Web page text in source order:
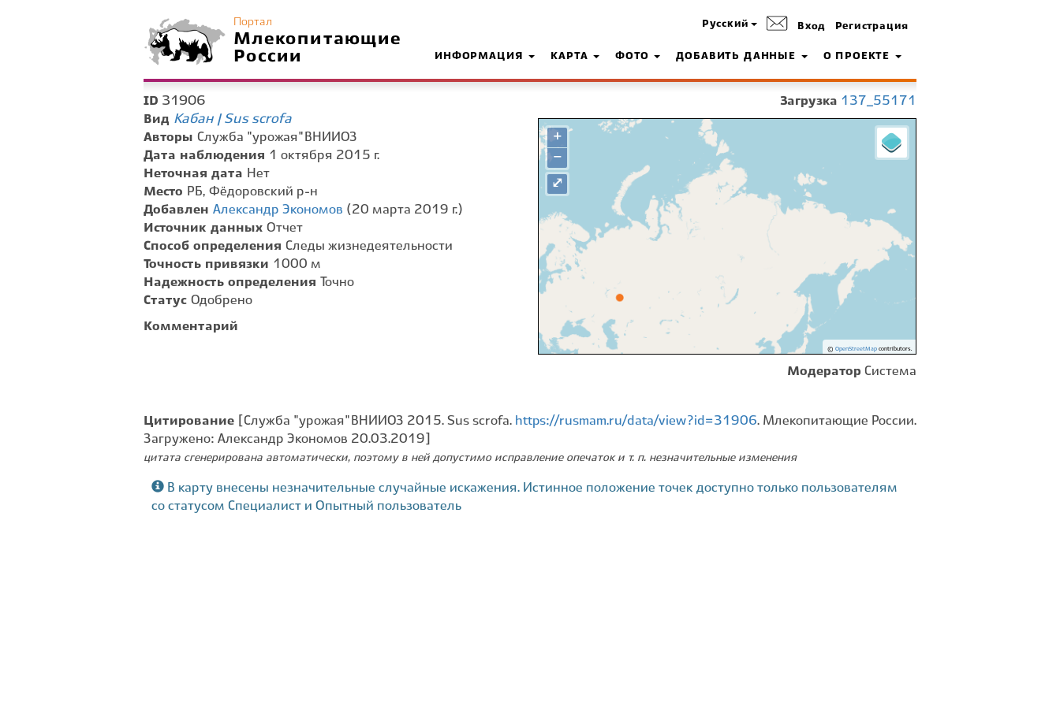
Портал
Млекопитающие
России
Русский Вход Регистрация
ИНФОРМАЦИЯ КАРТА ФОТО ДОБАВИТЬ ДАННЫЕ О ПРОЕКТЕ
ID 31906
Вид Кабан | Sus scrofa
Авторы Служба "урожая" ВНИИОЗ
Дата наблюдения 1 октября 2015 г.
Неточная дата Нет
Место РБ, Фёдоровский р-н
Добавлен Александр Экономов (20 марта 2019 г.)
Источник данных Отчет
Способ определения Следы жизнедеятельности
Точность привязки 1000 м
Надежность определения
Точно
Статус Одобрено
Комментарий
Загрузка 137_55171
+
−
© OpenStreetMapcontributors.
⤢
Модератор Система
Цитирование [Служба "урожая" ВНИИОЗ 2015. Sus scrofa. https://rusmam.ru/data/view?id=31906. Млекопитающие России.
Загружено: Александр Экономов 20.03.2019]
цитата сгенерирована автоматически, поэтому в ней допустимо исправление опечаток и т. п. незначительные изменения
В карту внесены незначительные случайные искажения. Истинное положение точек доступно только пользователям
со статусом Специалист и Опытный пользователь